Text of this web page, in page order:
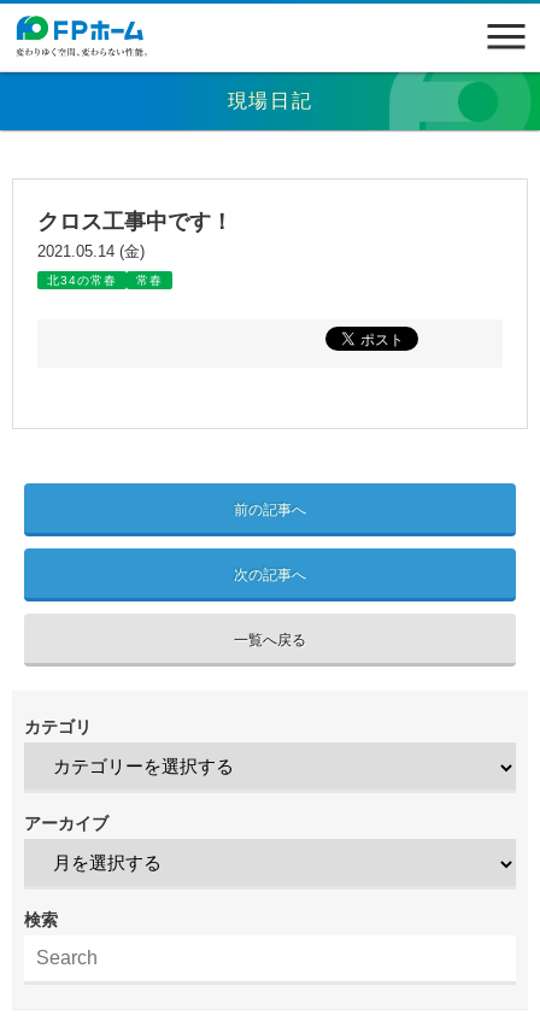
現場日記
クロス工事中です！
2021.05.14 (金)
北34の常春 常春
前の記事へ
次の記事へ
一覧へ戻る
カテゴリ
アーカイブ
検索